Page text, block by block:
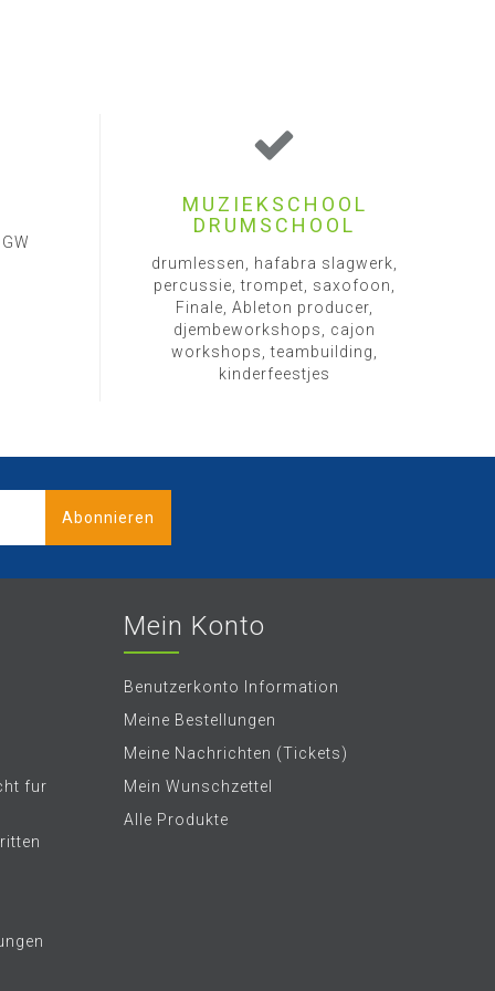
MUZIEKSCHOOL
DRUMSCHOOL
drumlessen, hafabra slagwerk,
percussie, trompet, saxofoon,
Finale, Ableton producer,
djembeworkshops, cajon
workshops, teambuilding,
kinderfeestjes
Abonnieren
fur
Mein Konto
Benutzerkonto Information
Meine Bestellungen
Meine Nachrichten (Tickets)
Mein Wunschzettel
Alle Produkte